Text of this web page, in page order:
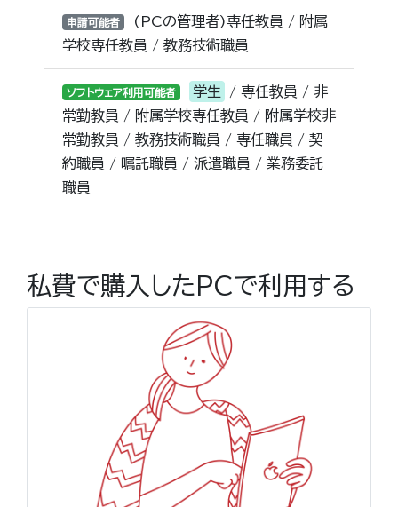
申請可能者 (PCの管理者)専任教員 / 附属
学校専任教員 / 教務技術職員
ソフトウェア利用可能者 学生
/ 専任教員 / 非
常勤教員 / 附属学校専任教員 / 附属学校非
常勤教員 / 教務技術職員 / 専任職員 / 契
約職員 / 嘱託職員 / 派遣職員 / 業務委託
職員
私費で購入したPCで利用する